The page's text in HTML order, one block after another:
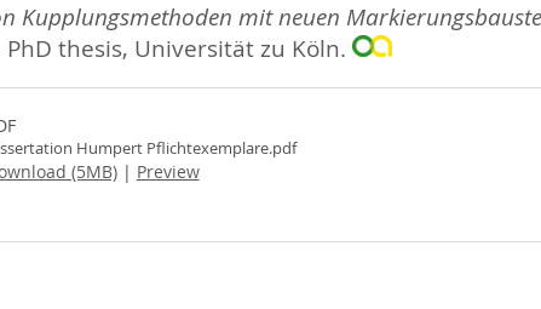
Kupplungsmethoden mit neuen
PhD thesis, Universität zu Köln.
Humpert Pflichtexemplare.pdf
(5MB)| Preview